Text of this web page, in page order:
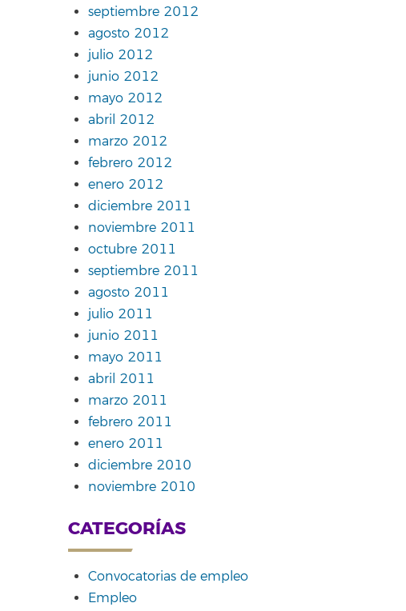
septiembre 2012
agosto 2012
julio 2012
junio 2012
mayo 2012
abril 2012
marzo 2012
febrero 2012
enero 2012
diciembre 2011
noviembre 2011
octubre 2011
septiembre 2011
agosto 2011
julio 2011
junio 2011
mayo 2011
abril 2011
marzo 2011
febrero 2011
enero 2011
diciembre 2010
noviembre 2010
CATEGORÍAS
Convocatorias de empleo
Empleo